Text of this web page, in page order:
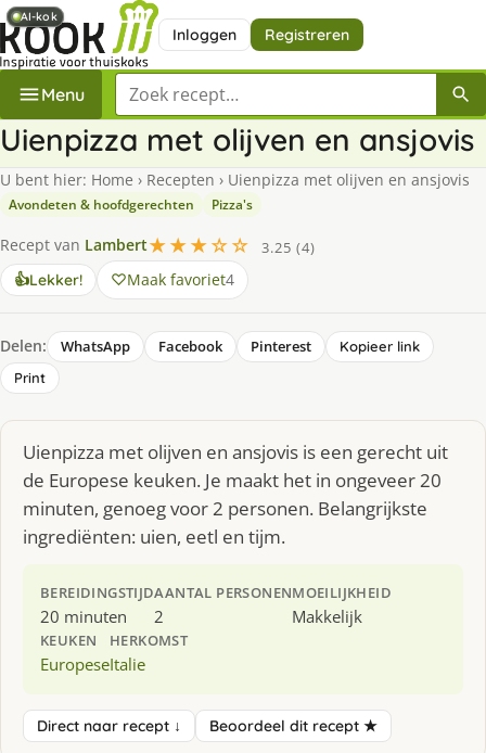
Inloggen Registreren
Menu Zoek een recept
Uienpizza met olijven en ansjovis
U bent hier: Home › Recepten › Uienpizza met olijven en ansjovis
Avondeten & hoofdgerechten Pizza's
Recept van Lambert★★★☆☆
3.25 (4)
👍Lekker! Maak favoriet4
Delen: WhatsApp Facebook Pinterest
Kopieer link
Print
Uienpizza met olijven en ansjovis is een gerecht uit
de Europese keuken. Je maakt het in ongeveer 20
minuten, genoeg voor 2 personen. Belangrijkste
ingrediënten: uien, eetl en tijm.
BEREIDINGSTIJD
20 minuten
AANTAL PERSONEN
2
MOEILIJKHEID
Makkelijk
KEUKEN
Europese
HERKOMST
Italie
Direct naar recept ↓ Beoordeel dit recept ★
AI-kok
AI-kok